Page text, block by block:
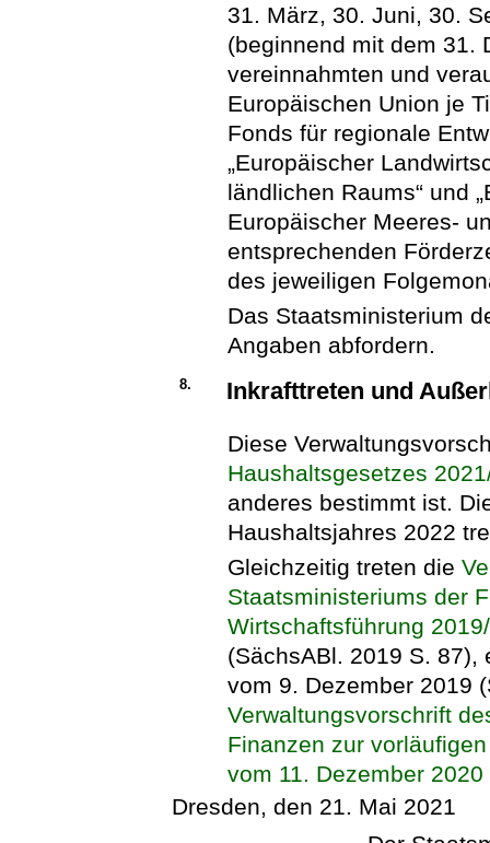
31. März, 30. Juni, 30.
(beginnend mit dem 31.
vereinnahmten und
Europäischen Union je
Fonds für regionale
„Europäischer
ländlichen Raums“ und
Europäischer Meeres-
entsprechenden
des jeweiligen
Das Staatsministerium
Angaben abfordern.
8. Inkrafttreten und
Diese
Haushaltsgesetzes
anderes bestimmt ist.
Haushaltsjahres 2022
Gleichzeitig treten die
Staatsministeriums der
Wirtschaftsführung
(SächsABl. 2019 S. 87),
vom 9. Dezember 2019
Verwaltungsvorschrift
Finanzen zur
vom 11. Dezember 2020
Dresden, den 21. Mai 2021